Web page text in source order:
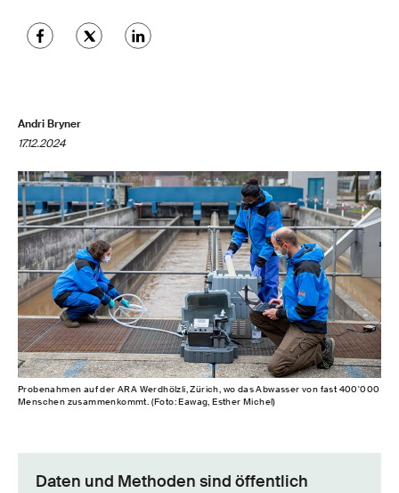
Andri Bryner
17.12.2024
Probenahmen auf der ARA Werdhölzli, Zürich, wo das Abwasser von fast 400'000
Menschen zusammenkommt. (Foto: Eawag, Esther Michel)
Daten und Methoden sind öffentlich